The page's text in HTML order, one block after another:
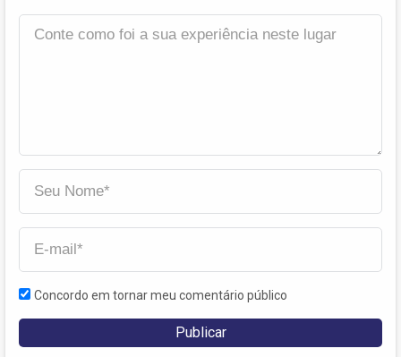
Concordo em tornar meu comentário público